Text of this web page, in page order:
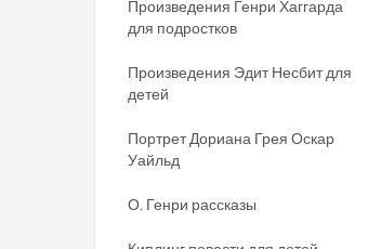
Произведения Генри Хаггарда
для подростков
Произведения Эдит Несбит для
детей
Портрет Дориана Грея Оскар
Уайльд
О. Генри рассказы